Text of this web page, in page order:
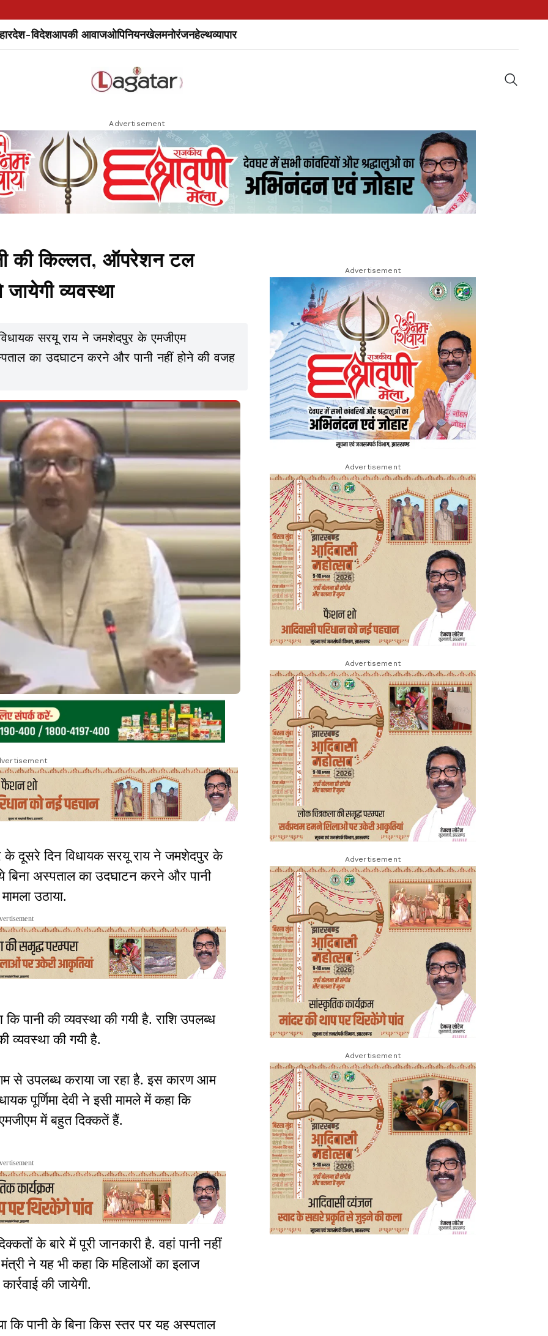
देश-विदेशआपकी आवाजओपिनियनखेलमनोरंजनहेल्थव्यापार
Advertisement
की किल्लत, ऑपरेशन टल
व्यवस्था
सरयू राय ने जमशेदपुर के एमजीएम
का उदघाटन करने और पानी नहीं होने की वजह
दूसरे दिन विधायक सरयू राय ने जमशेदपुर के
बिना अस्पताल का उदघाटन करने और पानी
उठाया.
पानी की व्यवस्था की गयी है. राशि उपलब्ध
व्यवस्था की गयी है.
से उपलब्ध कराया जा रहा है. इस कारण आम
पूर्णिमा देवी ने इसी मामले में कहा कि
में बहुत दिक्कतें हैं.
के बारे में पूरी जानकारी है. वहां पानी नहीं
मंत्री ने यह भी कहा कि महिलाओं का इलाज
की जायेगी.
पानी के बिना किस स्तर पर यह अस्पताल
Advertisement
Advertisement
Advertisement
Advertisement
Advertisement